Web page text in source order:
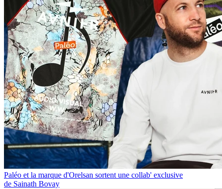
Paléo et la marque d'Orelsan sortent une collab' exclusive
de Sainath Bovay